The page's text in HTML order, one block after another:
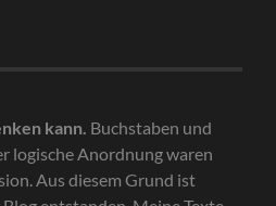
kann. Buchstaben und
logische Anordnung waren
Aus diesem Grund ist